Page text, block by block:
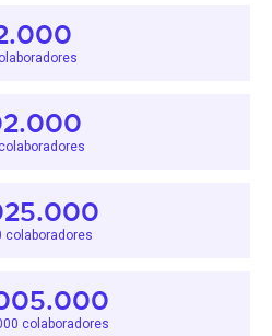
colaboradores
colaboradores